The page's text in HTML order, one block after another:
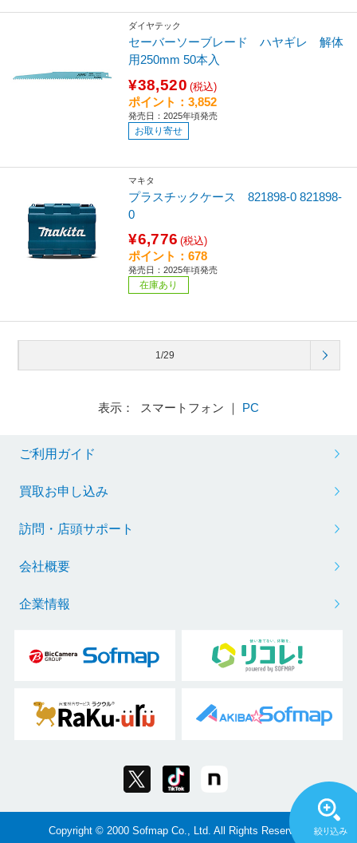
ダイヤテック
セーバーソーブレード ハヤギレ 解体
用250mm 50本入
¥38,520 (税込)
ポイント：3,852
発売日：2025年頃発売
お取り寄せ
マキタ
プラスチックケース 821898-0 821898-
0
¥6,776 (税込)
ポイント：678
発売日：2025年頃発売
在庫あり
1/29
表示： スマートフォン ｜ PC
ご利用ガイド
買取お申し込み
訪問・店頭サポート
会社概要
企業情報
Copyright © 2000 Sofmap Co., Ltd. All Rights Reserved.